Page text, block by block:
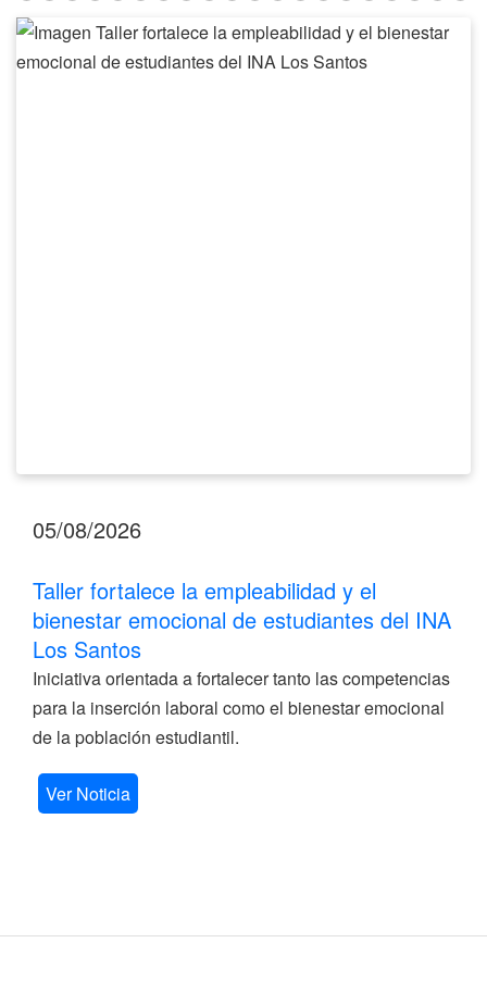
Taller
fortalece
05/08/2026
Taller fortalece la empleabilidad y el
bienestar emocional de estudiantes del INA
Los Santos
Iniciativa orientada a fortalecer tanto las competencias
para la inserción laboral como el bienestar emocional
de la población estudiantil.
Ver Noticia